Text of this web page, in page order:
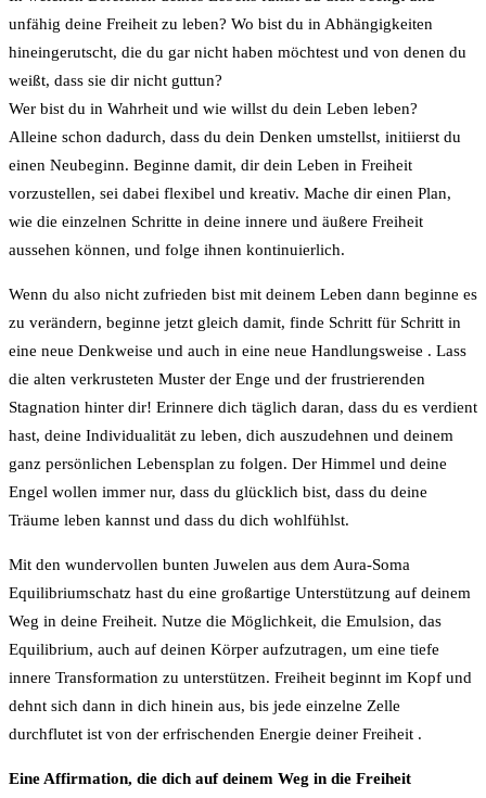
unfähig deine Freiheit zu leben? Wo bist du in Abhängigkeiten
hineingerutscht, die du gar nicht haben möchtest und von denen du
weißt, dass sie dir nicht guttun?
Wer bist du in Wahrheit und wie willst du dein Leben leben?
Alleine schon dadurch, dass du dein Denken umstellst, initiierst du
einen Neubeginn. Beginne damit, dir dein Leben in Freiheit
vorzustellen, sei dabei flexibel und kreativ. Mache dir einen Plan,
wie die einzelnen Schritte in deine innere und äußere Freiheit
aussehen können, und folge ihnen kontinuierlich.
Wenn du also nicht zufrieden bist mit deinem Leben dann beginne es
zu verändern, beginne jetzt gleich damit, finde Schritt für Schritt in
eine neue Denkweise und auch in eine neue Handlungsweise . Lass
die alten verkrusteten Muster der Enge und der frustrierenden
Stagnation hinter dir! Erinnere dich täglich daran, dass du es verdient
hast, deine Individualität zu leben, dich auszudehnen und deinem
ganz persönlichen Lebensplan zu folgen. Der Himmel und deine
Engel wollen immer nur, dass du glücklich bist, dass du deine
Träume leben kannst und dass du dich wohlfühlst.
Mit den wundervollen bunten Juwelen aus dem Aura-Soma
Equilibriumschatz hast du eine großartige Unterstützung auf deinem
Weg in deine Freiheit. Nutze die Möglichkeit, die Emulsion, das
Equilibrium, auch auf deinen Körper aufzutragen, um eine tiefe
innere Transformation zu unterstützen. Freiheit beginnt im Kopf und
dehnt sich dann in dich hinein aus, bis jede einzelne Zelle
durchflutet ist von der erfrischenden Energie deiner Freiheit .
Eine Affirmation, die dich auf deinem Weg in die Freiheit